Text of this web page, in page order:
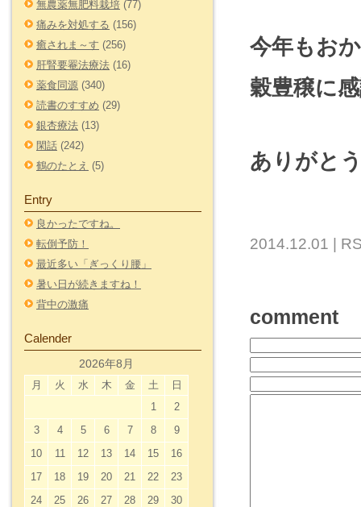
無農薬無肥料栽培 (77)
痛みを対処する (156)
癒されま～す (256)
肝腎要罨法療法 (16)
薬食同源 (340)
読書のすすめ (29)
銀杏療法 (13)
閑話 (242)
鶴のたとえ (5)
Entry
良かったですね。
転倒予防！
最近多い「ぎっくり腰」
暑い日が続きますね！
背中の激痛
Calender
2026年8月
月 火 水 木 金 土 日
1
2
3
4 5 6 7 8
9
10
11 12 13 14 15
16
17
18 19 20 21 22
23
24
25 26 27 28 29
30
今年もお
穀豊穣に
ありがと
2014.12.01 |
comment